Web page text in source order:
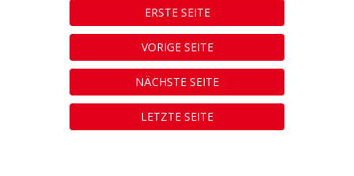
ERSTE SEITE
VORIGE SEITE
NÄCHSTE SEITE
LETZTE SEITE